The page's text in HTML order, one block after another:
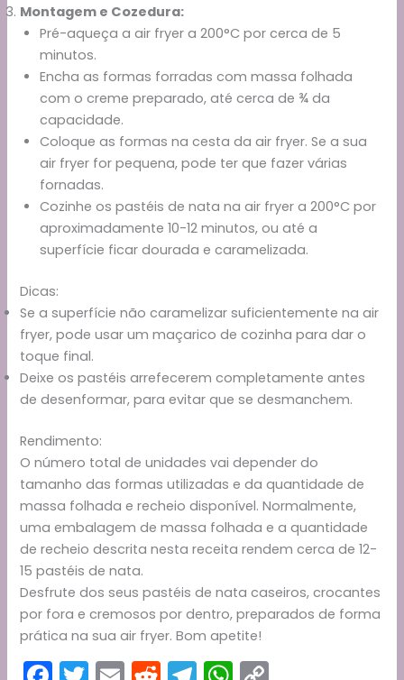
Montagem e Cozedura:
Pré-aqueça a air fryer a 200°C por cerca de 5
minutos.
Encha as formas forradas com massa folhada
com o creme preparado, até cerca de ¾ da
capacidade.
Coloque as formas na cesta da air fryer. Se a sua
air fryer for pequena, pode ter que fazer várias
fornadas.
Cozinhe os pastéis de nata na air fryer a 200°C por
aproximadamente 10-12 minutos, ou até a
superfície ficar dourada e caramelizada.
Dicas:
Se a superfície não caramelizar suficientemente na air
fryer, pode usar um maçarico de cozinha para dar o
toque final.
Deixe os pastéis arrefecerem completamente antes
de desenformar, para evitar que se desmanchem.
Rendimento:
O número total de unidades vai depender do
tamanho das formas utilizadas e da quantidade de
massa folhada e recheio disponível. Normalmente,
uma embalagem de massa folhada e a quantidade
de recheio descrita nesta receita rendem cerca de 12-
15 pastéis de nata.
Desfrute dos seus pastéis de nata caseiros, crocantes
por fora e cremosos por dentro, preparados de forma
prática na sua air fryer. Bom apetite!